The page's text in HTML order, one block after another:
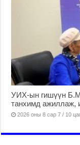
УИХ-ын гишүүн
танхимд ажиллаж,
2026 оны 8 сар 7 / 10